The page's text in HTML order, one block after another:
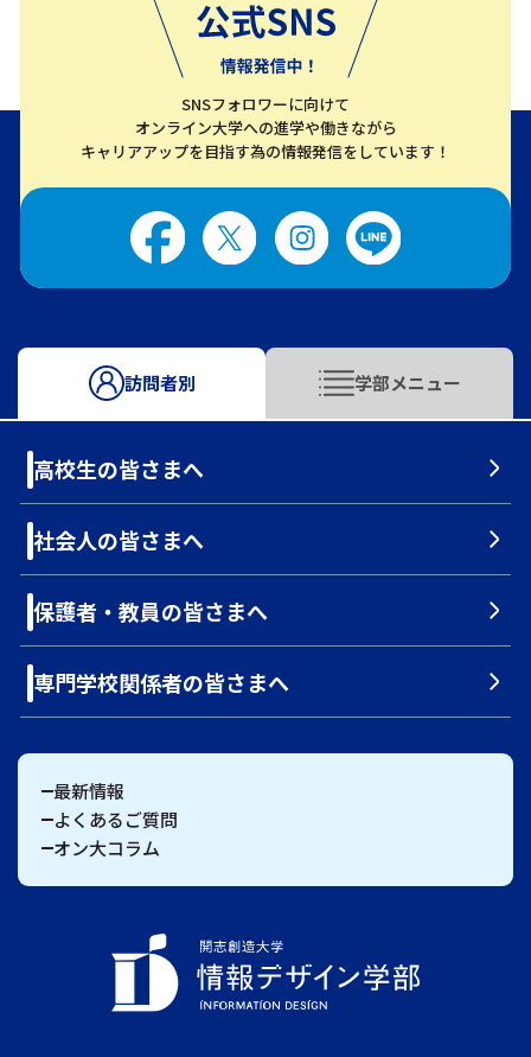
SNSフォロワーに向けて
オンライン大学への進学や働きながら
キャリアアップを目指す為の情報発信をしています！
訪問者別 学部メニュー
高校生の皆さまへ
社会人の皆さまへ
保護者・教員の皆さまへ
専門学校関係者の皆さまへ
最新情報
よくあるご質問
オン大コラム